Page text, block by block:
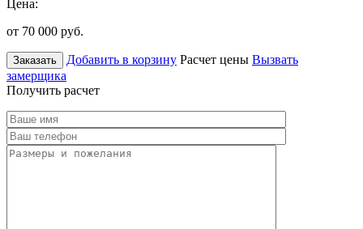
Цена:
от 70 000 руб.
Заказать Добавить в корзину Расчет цены Вызвать
замерщика
Получить расчет